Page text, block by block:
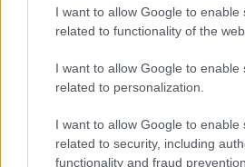
I want to allow Google to enable
related to functionality of the
I want to allow Google to enable
related to personalization.
I want to allow Google to enable
related to security, including
functionality and fraud
Hlavným stavebným materiálom je ihličnaté
Použilo sa na nosnú konštrukciu